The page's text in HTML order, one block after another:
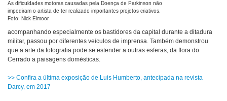
As dificuldades motoras causadas pela Doença de Parkinson não
impediram o artista de ter realizado importantes projetos criativos.
Foto: Nick Elmoor
acompanhando especialmente os bastidores da capital durante a ditadura
militar, passou por diferentes veículos de imprensa. Também demonstrou
que a arte da fotografia pode se estender a outras esferas, da flora do
Cerrado a paisagens domésticas.
>> Confira a última exposição de Luis Humberto, antecipada na revista
Darcy, em 2017